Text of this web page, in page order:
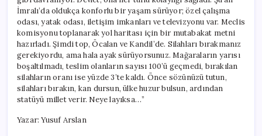
İmralı’da oldukça konforlu bir yaşam sürüyor; özel çalışma
odası, yatak odası, iletişim imkanları ve televizyonu var. Meclis
komisyonu toplanarak yol haritası için bir mutabakat metni
hazırladı. Şimdi top, Öcalan ve Kandil’de. Silahları bırakmanız
gerekiyordu, ama hala ayak sürüyorsunuz. Mağaraların yarısı
boşaltılmadı, teslim olanların sayısı 100’ü geçmedi, bırakılan
silahların oranı ise yüzde 3’te kaldı. Önce sözünüzü tutun,
silahları bırakın, kan dursun, ülke huzur bulsun, ardından
statüyü millet verir. Neye layıksa…”
Yazar: Yusuf Arslan